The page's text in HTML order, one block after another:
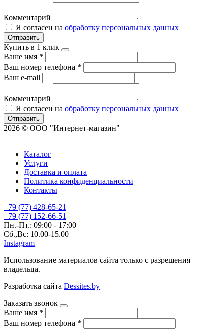
Комментарий
Я согласен на обработку персональных данных
Отправить
Купить в 1 клик
Ваше имя *
Ваш номер телефона *
Ваш e-mail
Комментарий
Я согласен на обработку персональных данных
Отправить
2026 © ООО "Интернет-магазин"
Каталог
Услуги
Доставка и оплата
Политика конфиденциальности
Контакты
+79 (77) 428-65-21
+79 (77) 152-66-51
Пн.-Пт.: 09:00 - 17:00
Сб.,Вс: 10.00-15.00
Instagram
Использование материалов сайта только с разрешения
владельца.
Разработка сайта Dessites.by
Заказать звонок
Ваше имя *
Ваш номер телефона *